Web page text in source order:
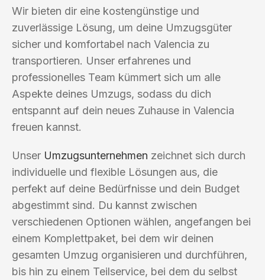
Wir bieten dir eine kostengünstige und
zuverlässige Lösung, um deine Umzugsgüter
sicher und komfortabel nach Valencia zu
transportieren. Unser erfahrenes und
professionelles Team kümmert sich um alle
Aspekte deines Umzugs, sodass du dich
entspannt auf dein neues Zuhause in Valencia
freuen kannst.
Unser Umzugsunternehmen zeichnet sich durch
individuelle und flexible Lösungen aus, die
perfekt auf deine Bedürfnisse und dein Budget
abgestimmt sind. Du kannst zwischen
verschiedenen Optionen wählen, angefangen bei
einem Komplettpaket, bei dem wir deinen
gesamten Umzug organisieren und durchführen,
bis hin zu einem Teilservice, bei dem du selbst